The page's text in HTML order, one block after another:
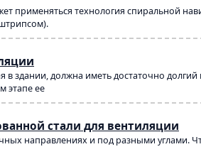
применяться технология спиральной
здании, должна иметь достаточно
этапе ее
стали для вентиляции
направлениях и под разными углами.